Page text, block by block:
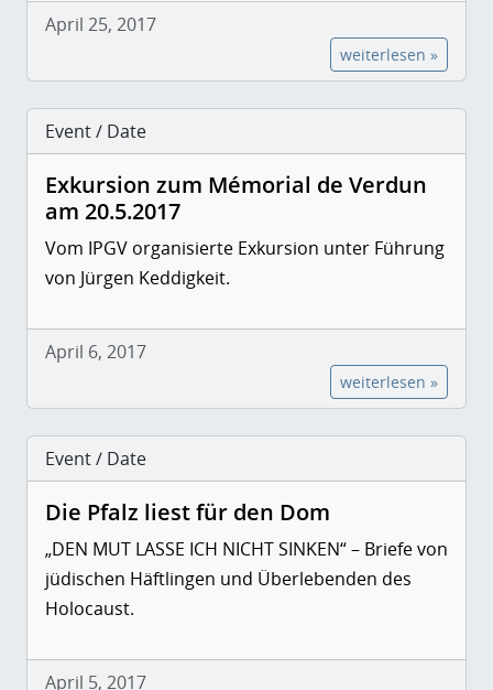
April 25, 2017
weiterlesen »
Event / Date
Exkursion zum Mémorial de Verdun
am 20.5.2017
Vom IPGV organisierte Exkursion unter Führung
von Jürgen Keddigkeit.
April 6, 2017
weiterlesen »
Event / Date
Die Pfalz liest für den Dom
„DEN MUT LASSE ICH NICHT SINKEN“ – Briefe von
jüdischen Häftlingen und Überlebenden des
Holocaust.
April 5, 2017